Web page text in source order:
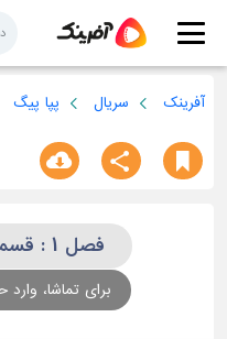
آفرینک سریال پپا پیگ
فصل 1 : قسمت بیست و پنجم
برای تماشا،